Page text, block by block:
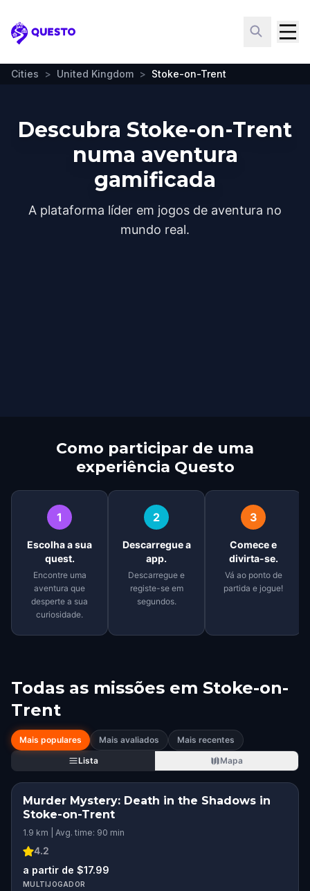
Questo
Cities > United Kingdom > Stoke-on-Trent
Descubra Stoke-on-Trent
numa aventura
gamificada
A plataforma líder em jogos de aventura no
mundo real.
Como participar de uma
experiência Questo
1
Escolha a sua
quest.
Encontre uma
aventura que
desperte a sua
curiosidade.
2
Descarregue a
app.
Descarregue e
registe-se em
segundos.
3
Comece e
divirta-se.
Vá ao ponto de
partida e jogue!
Todas as missões em Stoke-on-
Trent
Mais populares Mais avaliados
Mais recentes
Lista
Mapa
Murder Mystery: Death in the Shadows in
Stoke-on-Trent
1.9 km | Avg. time: 90 min
4.2
a partir de $17.99
MULTIJOGADOR